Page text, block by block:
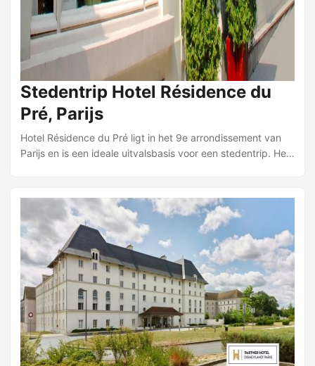
Stedentrip Hotel Résidence du
Pré, Parijs
Hotel Résidence du Pré ligt in het 9e arrondissement van
Parijs en is een ideale uitvalsbasis voor een stedentrip. Het
aankomststation van de Eurostar en treinstation Gare du
Nord zijn op korte loopafstand, het metrostation
Poissonnière vindt u binnen circa 5 minuten lopen. Het
hotel beschikt over 40 verzorgde kamers. De kamers zijn
uitgerust met een 2-persoonsbed twijfelaar of twee 1-
persoonsbedden, tv, kluisje en een badkamer met bad of
douche, toilet en föhn. Algemene faciliteiten zijn receptie,
bagageopslag, een lounge met bar, ontbijtrestaurant, een
kleine fietsenstalling en gratis wifi. Er is een lift, maar vier
kamers zijn niet per lift bereikbaar. ...